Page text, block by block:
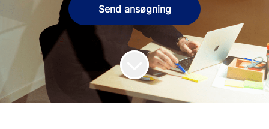
Send ansøgning